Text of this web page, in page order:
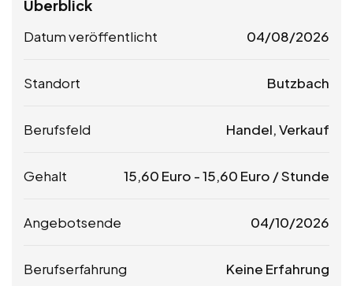
Überblick
Datum veröffentlicht 04/08/2026
Standort Butzbach
Berufsfeld Handel, Verkauf
Gehalt 15,60 Euro -15,60 Euro / Stunde
Angebotsende 04/10/2026
Berufserfahrung Keine Erfahrung